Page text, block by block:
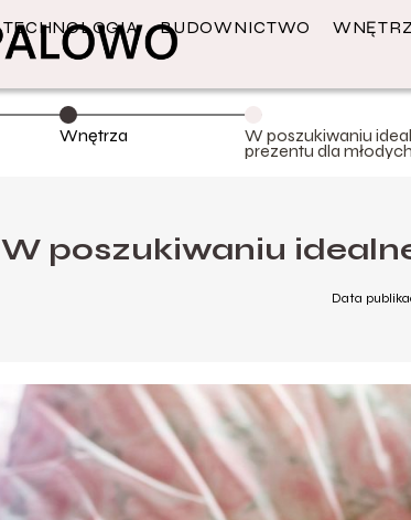
TECHNOLOGIA BUDOWNICTWO
Wnętrza W poszukiwaniu
prezentu dla
rodziców
W poszukiwaniu
Data